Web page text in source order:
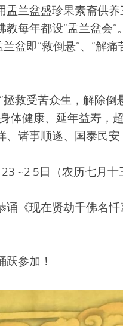
盂兰盆盛珍果素斋供
每年都设“盂兰盆会
盆即“救倒悬”、“解
救受苦众生，解除倒
体健康、延年益寿，
、诸事顺遂、国泰民安
~2 5日（农历七月十
《现在贤劫千佛名忏
参加！